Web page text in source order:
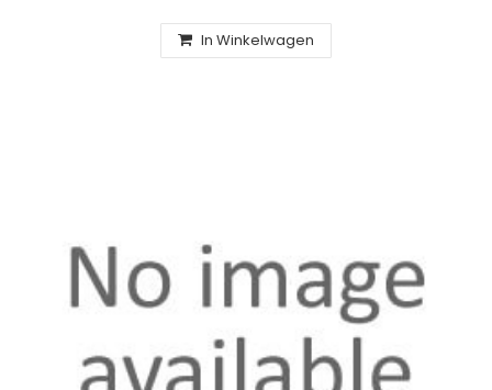
In Winkelwagen